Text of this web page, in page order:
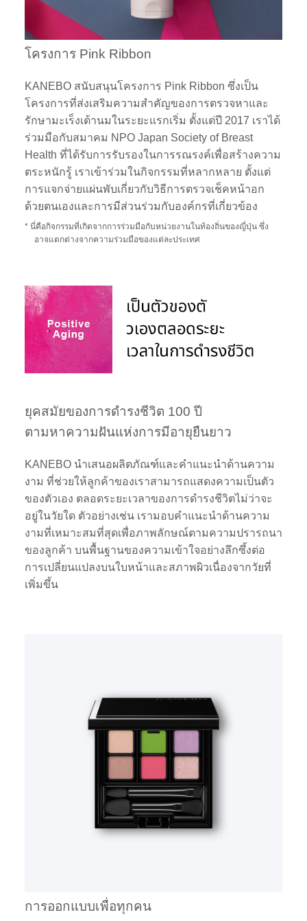
โครงการ Pink Ribbon
KANEBO สนับสนุนโครงการ Pink Ribbon ซึ่งเป็น
โครงการที่ส่งเสริมความสำคัญของการตรวจหาและ
รักษามะเร็งเต้านมในระยะแรกเริ่ม ตั้งแต่ปี 2017 เราได้
ร่วมมือกับสมาคม NPO Japan Society of Breast
Health ที่ได้รับการรับรองในการรณรงค์เพื่อสร้างความ
ตระหนักรู้ เราเข้าร่วมในกิจกรรมที่หลากหลาย ตั้งแต่
การแจกจ่ายแผ่นพับเกี่ยวกับวิธีการตรวจเช็คหน้าอก
ด้วยตนเองและการมีส่วนร่วมกับองค์กรที่เกี่ยวข้อง
* นี่คือกิจกรรมที่เกิดจากการร่วมมือกับหน่วยงานในท้องถิ่นของญี่ปุ่น ซึ่ง
อาจแตกต่างจากความร่วมมือของแต่ละประเทศ
ยุคสมัยของการดำรงชีวิต 100 ปี
ตามหาความฝันแห่งการมีอายุยืนยาว
KANEBO นำเสนอผลิตภัณฑ์และคำแนะนำด้านความ
งาม ที่ช่วยให้ลูกค้าของเราสามารถแสดงความเป็นตัว
ของตัวเอง ตลอดระยะเวลาของการดำรงชีวิตไม่ว่าจะ
อยู่ในวัยใด ตัวอย่างเช่น เรามอบคำแนะนำด้านความ
งามที่เหมาะสมที่สุดเพื่อภาพลักษณ์ตามความปรารถนา
ของลูกค้า บนพื้นฐานของความเข้าใจอย่างลึกซึ้งต่อ
การเปลี่ยนแปลงบนใบหน้าและสภาพผิวเนื่องจากวัยที่
เพิ่มขึ้น
การออกแบบเพื่อทุกคน